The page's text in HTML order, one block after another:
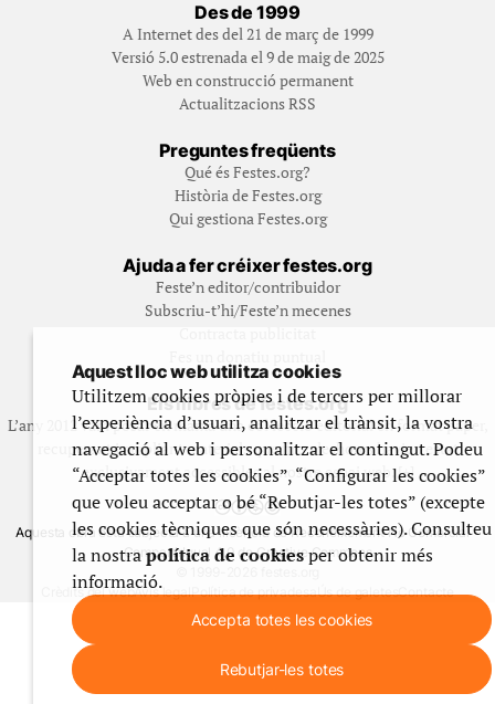
Des de 1999
A Internet des del 21 de març de 1999
Versió 5.0 estrenada el 9 de maig de 2025
Web en construcció permanent
Actualitzacions RSS
Preguntes freqüents
Qué és Festes.org?
Història de Festes.org
Qui gestiona Festes.org
Ajuda a fer créixer festes.org
Feste’n editor/contribuidor
Subscriu-t’hi/Feste’n mecenes
Els llibres de festes.org
L’any 2012 vam posar en marxa una col·lecció editorial en format paper,
recuperant i ampliant materials que fins aleshores havien estat
exclusivament accessibles al nostre espai web. [+]
Aquesta obra està subjecta a una llicència de Reconeixement No Comercial -
CompartirIgual 4.0 de Creative Commons
Crèdits del webAvís legalPolítica de privadesaÚs de galetesContacte
Aquest lloc web utilitza cookies
Utilitzem cookies pròpies i de tercers per millorar
l’experiència d’usuari, analitzar el trànsit, la vostra
navegació al web i personalitzar el contingut. Podeu
“Acceptar totes les cookies”, “Configurar les cookies”
que voleu acceptar o bé “Rebutjar-les totes” (excepte
les cookies tècniques que són necessàries). Consulteu
la nostrapolítica de cookiesper obtenir més
informació.
Accepta totes les cookies
Rebutjar-les totes